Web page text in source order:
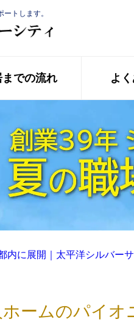
トします。
までの流れ よ
内に展開｜太平洋シルバー
ームのパイ